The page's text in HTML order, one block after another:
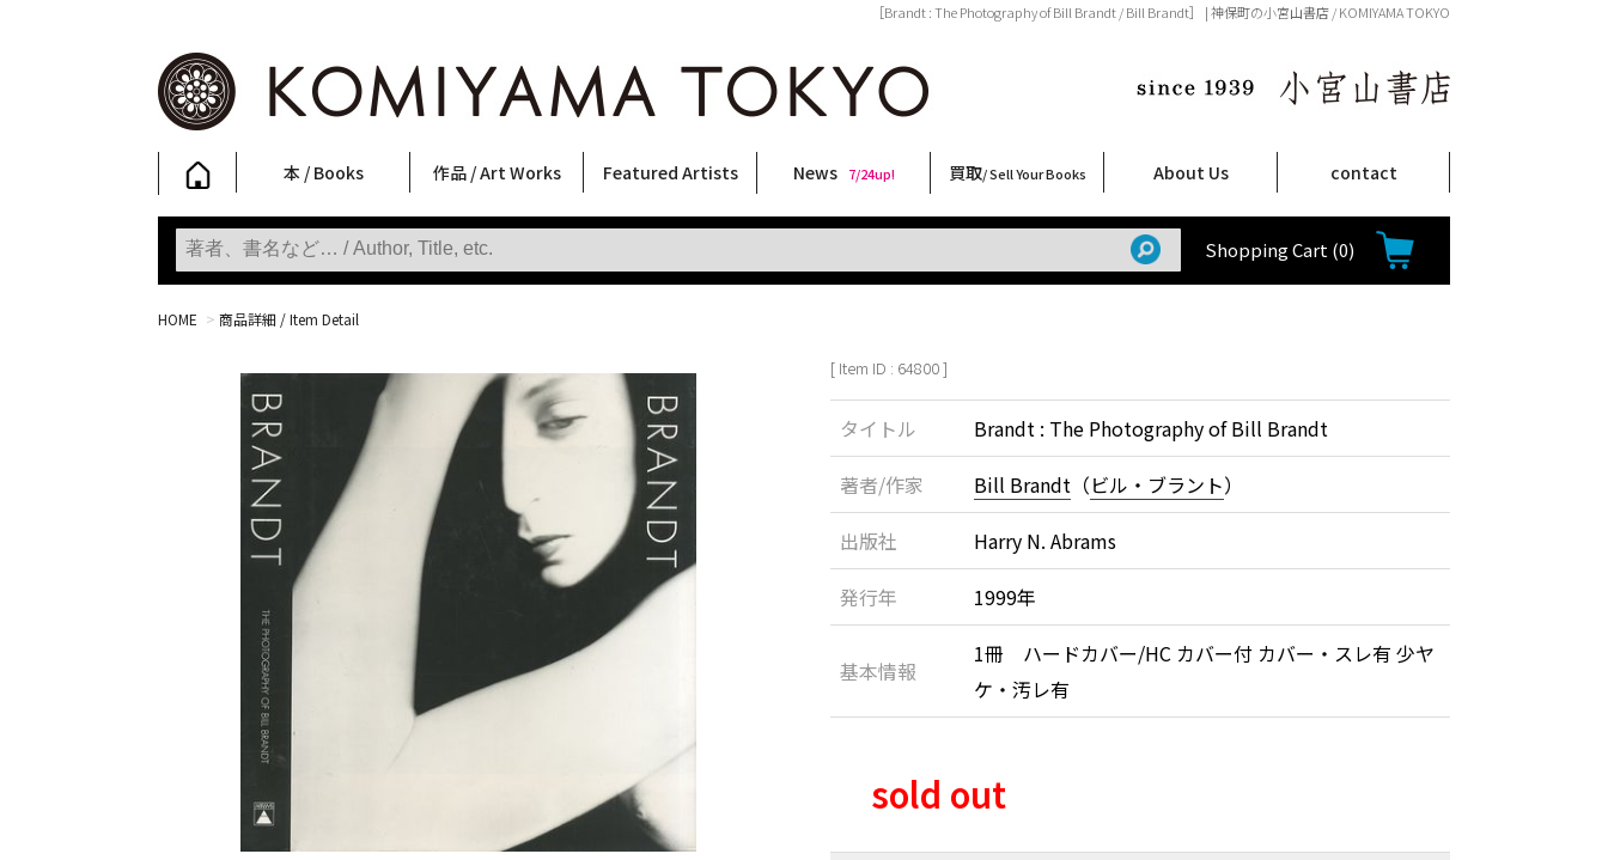
［Brandt : The Photography of Bill Brandt / Bill Brandt］ | 神保町の小宮山書店 / KOMIYAMA TOKYO
本 / Books
写真集
Photobooks
ファッション
Fashion
アート / 美術
Art
文学・人文
Literature & Humanities
日本文化
Japanese Culture
新刊
New Books
SALE
SALE
作品 / Art Works
フォトグラフィー
Photography
ポスター
Posters
ストリートアート
Street Art
立体・その他
Sculptures / etc
アートワークス
Art Works
Primary Artworks
KOMIYAMA TOKYO ART LABEL
版画
Prints
Featured Artists
稲嶺啓一(東風終)
村田言恵
丸岡和吾
Rico Casella
キム・ロートン
菅谷晋一
柴田亜美
内藤啓介
CHRIS
横尾忠則
内藤ルネ
林月光
三島剛
三島由紀夫
大類信
春川ナミオ
北島敬三
森山大道
大西洋介
COOKIE
天野タケル
佐伯俊男
秋赤音
須藤昌人
二本木里美
News 7/24up!
新着・おすすめ商品 9/7up!
フェア・イベント情報 7/24up!
お店からのお知らせ 6/1up!
買取/ Sell Your Books
買取ブログ
買取専用フォーム
古書 / 古本の買取
美術品の買取
出張買取について
宅配買取について
店頭買取について
よくある質問
About Us
店舗案内
Shop Infomation
ご注文について
How to Order
特定商取引法に関する表示
プライバシーポリシー
contact
Shopping Cart (0)
HOME > 商品詳細 / Item Detail
[ Item ID : 64800 ]
タイトル
Brandt : The Photography of Bill Brandt
著者/作家
Bill Brandt（ビル・ブラント）
出版社
Harry N. Abrams
発行年
1999年
基本情報
1冊 ハードカバー/HC カバー付 カバー・スレ有 少ヤ
ケ・汚レ有
sold out